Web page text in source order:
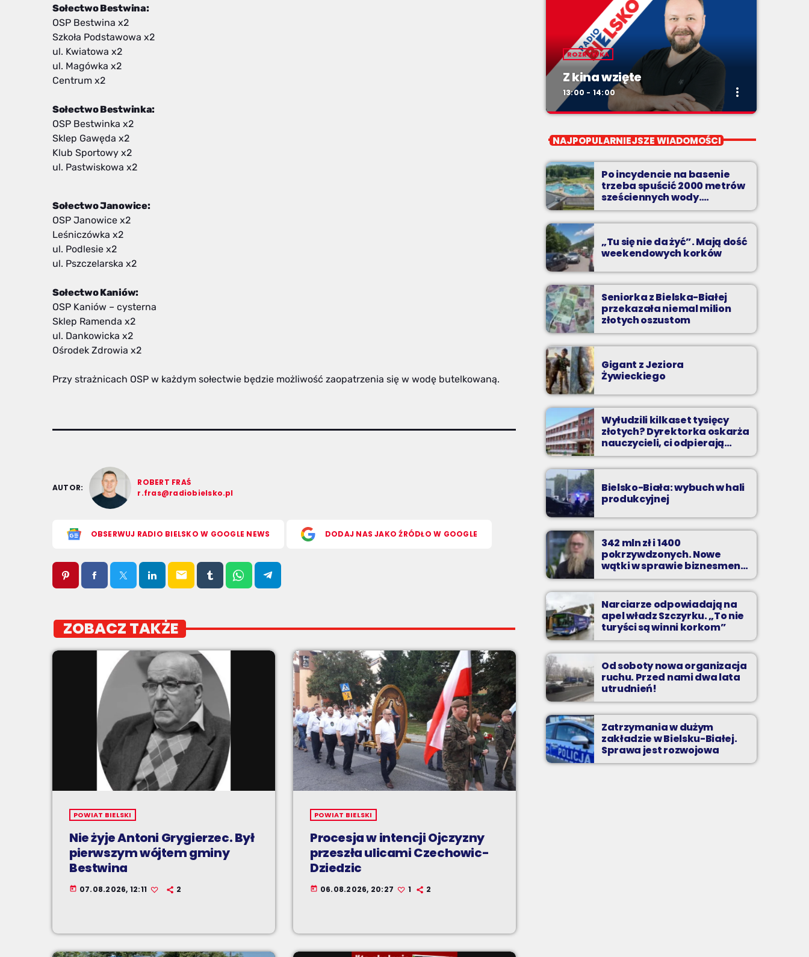
Sołectwo Bestwina:
OSP Bestwina x2
Szkoła Podstawowa x2
ul. Kwiatowa x2
ul. Magówka x2
Centrum x2
Sołectwo Bestwinka:
OSP Bestwinka x2
Sklep Gawęda x2
Klub Sportowy x2
ul. Pastwiskowa x2
Sołectwo Janowice:
OSP Janowice x2
Leśniczówka x2
ul. Podlesie x2
ul. Pszczelarska x2
Sołectwo Kaniów:
OSP Kaniów – cysterna
Sklep Ramenda x2
ul. Dankowicka x2
Ośrodek Zdrowia x2
Przy strażnicach OSP w każdym sołectwie będzie możliwość zaopatrzenia się w wodę butelkowaną.
AUTOR:
ROBERT FRAŚ
r.fras@radiobielsko.pl
OBSERWUJ RADIO BIELSKO W GOOGLE NEWS DODAJ NAS JAKO ŹRÓDŁO W GOOGLE
email
ZOBACZ TAKŻE
POWIAT BIELSKI
Nie żyje Antoni Grygierzec. Był
pierwszym wójtem gminy
Bestwina
today 07.08.2026, 12:11 2
POWIAT BIELSKI
Procesja w intencji Ojczyzny
przeszła ulicami Czechowic-
Dziedzic
today 06.08.2026, 20:27 1 2
ROZRYWKA
Z kina wzięte
13:00 - 14:00 more_vert
Z kina wzięte
Z Kina Wzięte to audycja w której film
występuje roli głównej.
NAJPOPULARNIEJSZE WIADOMOŚCI
Po incydencie na basenie
trzeba spuścić 2000 metrów
sześciennych wody.
„Ogromne koszty i ogromna
praca”
„Tu się nie da żyć”. Mają dość
weekendowych korków
Seniorka z Bielska-Białej
przekazała niemal milion
złotych oszustom
Gigant z Jeziora
Żywieckiego
Wyłudzili kilkaset tysięcy
złotych? Dyrektorka oskarża
nauczycieli, ci odpierają
zarzuty
Bielsko-Biała: wybuch w hali
produkcyjnej
342 mln zł i 1400
pokrzywdzonych. Nowe
wątki w sprawie biznesmena
z Bielska-Białej
Narciarze odpowiadają na
apel władz Szczyrku. „To nie
turyści są winni korkom”
Od soboty nowa organizacja
ruchu. Przed nami dwa lata
utrudnień!
Zatrzymania w dużym
zakładzie w Bielsku-Białej.
Sprawa jest rozwojowa